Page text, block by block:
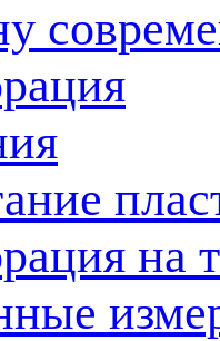
на